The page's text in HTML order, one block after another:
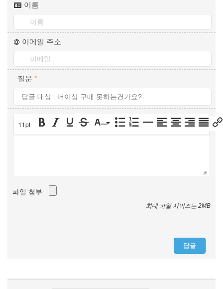
이름
이메일 주소
질문 *
11pt
파일 첨부:
최대 파일 사이즈는 2MB